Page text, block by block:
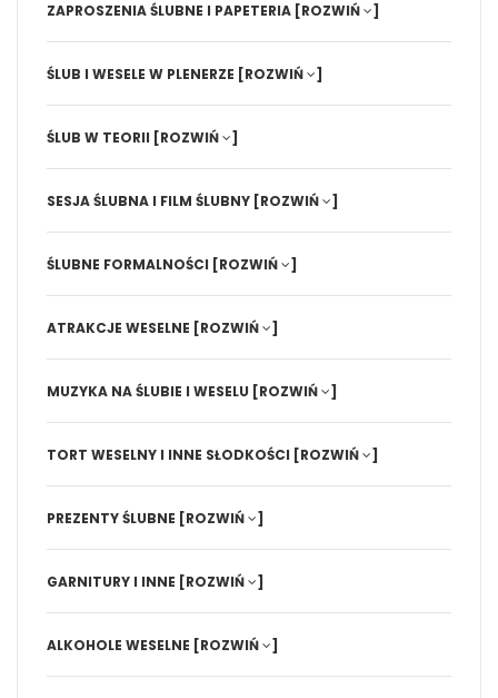
ZAPROSZENIA ŚLUBNE I PAPETERIA [ROZWIŃ ]
ŚLUB I WESELE W PLENERZE [ROZWIŃ ]
ŚLUB W TEORII [ROZWIŃ ]
SESJA ŚLUBNA I FILM ŚLUBNY [ROZWIŃ ]
ŚLUBNE FORMALNOŚCI [ROZWIŃ ]
ATRAKCJE WESELNE [ROZWIŃ ]
MUZYKA NA ŚLUBIE I WESELU [ROZWIŃ ]
TORT WESELNY I INNE SŁODKOŚCI [ROZWIŃ ]
PREZENTY ŚLUBNE [ROZWIŃ ]
GARNITURY I INNE [ROZWIŃ ]
ALKOHOLE WESELNE [ROZWIŃ ]